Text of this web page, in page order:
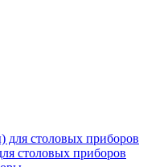
столовых приборов